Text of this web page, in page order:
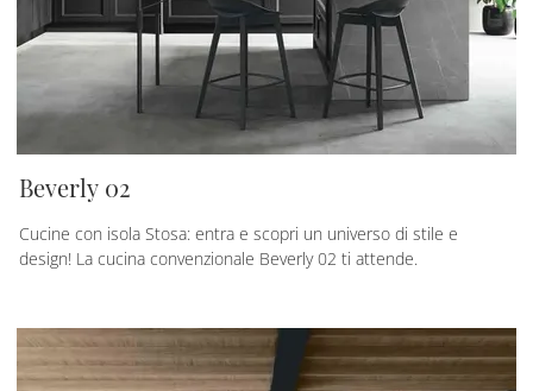
Beverly 02
Cucine con isola Stosa: entra e scopri un universo di stile e
design! La cucina convenzionale Beverly 02 ti attende.